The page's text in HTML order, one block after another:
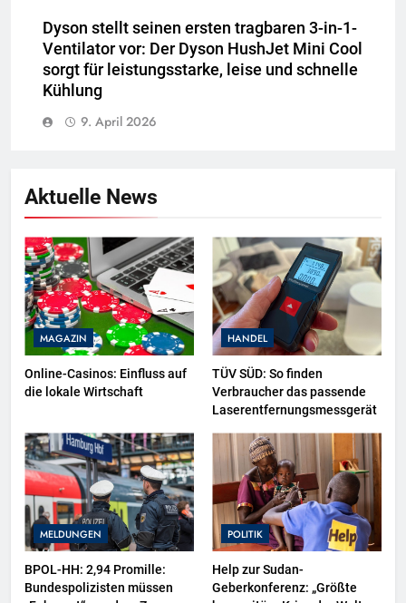
Dyson stellt seinen ersten tragbaren 3-in-1-
Ventilator vor: Der Dyson HushJet Mini Cool
sorgt für leistungsstarke, leise und schnelle
Kühlung
9. April 2026
Aktuelle News
MAGAZIN
Online-Casinos: Einfluss auf
die lokale Wirtschaft
HANDEL
TÜV SÜD: So finden
Verbraucher das passende
Laserentfernungsmessgerät
MELDUNGEN
BPOL-HH: 2,94 Promille:
Bundespolizisten müssen
POLITIK
Help zur Sudan-
Geberkonferenz: „Größte